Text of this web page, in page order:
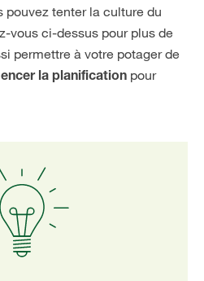
pouvez tenter la culture du
vous ci-dessus pour plus de
permettre à votre potager de
la planification pour